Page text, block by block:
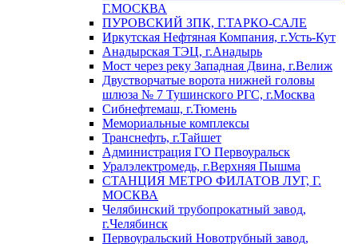
Г.МОСКВА
ПУРОВСКИЙ ЗПК, Г.ТАРКО-САЛЕ
Иркутская Нефтяная Компания, г.Усть-Кут
Анадырская ТЭЦ, г.Анадырь
Мост через реку Западная Двина, г.Велиж
Двустворчатые ворота нижней головы
шлюза № 7 Тушинского РГС, г.Москва
Сибнефтемаш, г.Тюмень
Мемориальные комплексы
Транснефть, г.Тайшет
Администрация ГО Первоуральск
Уралэлектромедь, г.Верхняя Пышма
СТАНЦИЯ МЕТРО ФИЛАТОВ ЛУГ, Г.
МОСКВА
Челябинский трубопрокатный завод,
г.Челябинск
Первоуральский Новотрубный завод,